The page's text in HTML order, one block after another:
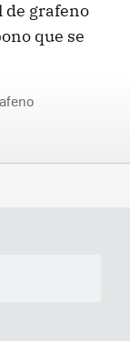
grafeno
que se